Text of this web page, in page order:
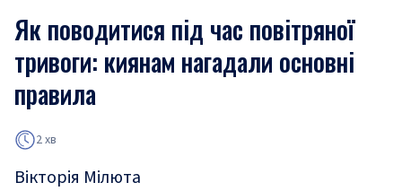
Як поводитися під час повітряної
тривоги: киянам нагадали основні
правила
2 хв
Вікторія Мілюта